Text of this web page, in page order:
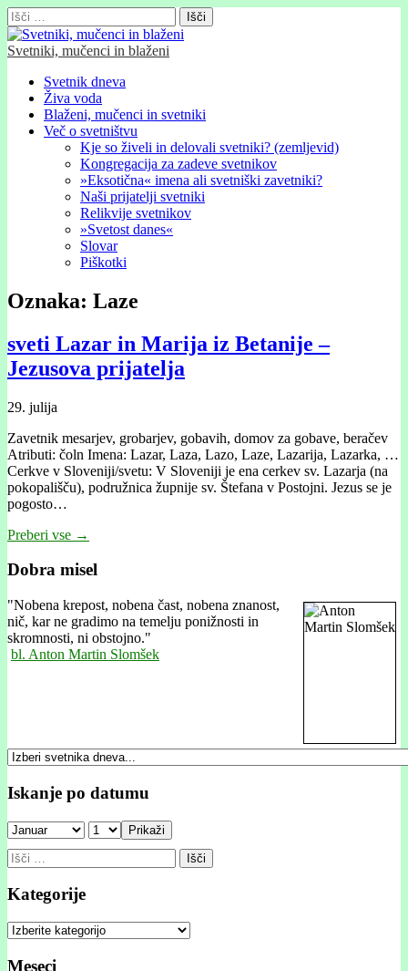
Išči:
Svetniki, mučenci in blaženi
Glavni
meni
Skip
content
Svetnik dneva
Živa voda
Blaženi, mučenci in svetniki
Več o svetništvu
Kje so živeli in delovali svetniki? (zemljevid)
Kongregacija za zadeve svetnikov
»Eksotična« imena ali svetniški zavetniki?
Naši prijatelji svetniki
Relikvije svetnikov
»Svetost danes«
Slovar
Piškotki
Oznaka: Laze
sveti Lazar in Marija iz Betanije –
Jezusova prijatelja
29. julija
Zavetnik mesarjev, grobarjev, gobavih, domov za gobave, beračev
Atributi: čoln Imena: Lazar, Laza, Lazo, Laze, Lazarija, Lazarka, …
Cerkve v Sloveniji/svetu: V Sloveniji je ena cerkev sv. Lazarja (na
pokopališču), podružnica župnije sv. Štefana v Postojni. Jezus se je
pogosto…
Preberi vse →
Dobra misel
"Nobena krepost, nobena čast, nobena znanost,
nič, kar ne gradimo na temelju ponižnosti in
skromnosti, ni obstojno."
bl. Anton Martin Slomšek
Iskanje po datumu
Prikaži
Išči:
Kategorije
Kategorije
Meseci